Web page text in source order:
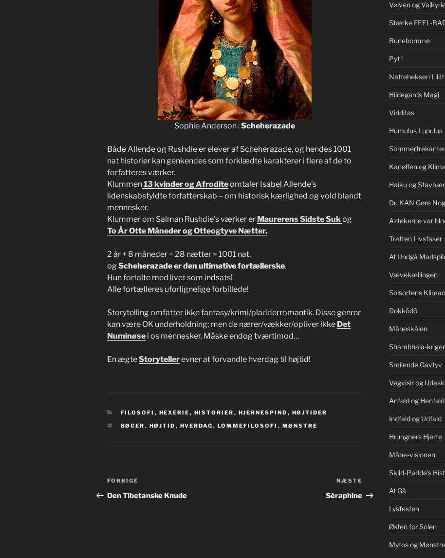
Sophie Anderson :Scheherazade
Både Allende og Rushdie er elever af Scheherazade, og hendes 1001
nat historier kan genkendes som forklædte karakterer i flere af de to
forfatteres værker.
Klummen13 kvinder og Afroditeomtaler Isabel Allende’s
lidenskabsfyldte forfatterskab – om historisk kærlighed og vold blandt
mennesker.
Klummer om Salman Rushdie’s værker er Maurerens Sidste Sukog
To År Otte Måneder og Otteogtyve Nætter.
2 år + 8 måneder + 28 nætter = 1001 nat,
og Scheherazade er den ultimative fortællerske.
Hun fortalte med livet som indsats!
Alle fortælleres uforlignelige forbillede!
Storytelling omfatter ikke fantasy/krimi/pladderromantik. Disse genrer
kan være OK underholdning; men de nærer/vækker/opliver ikke Det
Numinøse i os mennesker. Måske endog tværtimod…
En ægteStorytellerevner at forvandle hverdag til højtid!
KATEGORIER
FILOSOFI , HEXERIE , HISTORIER , HJERNESPIND , HØJTIDER
TAGS
BØGER , HØJTID , HVERDAG , LOMMEFILOSOFI , MØNSTRE
Indlægsnavigation
Forrige
indlæg
FORRIGE
Den Tibetanske Knude
indlæg
NÆSTE
Séraphine
Vølven og
Stærke FEEL-
Runebomme
Pyt !
Natteheksen
Hildegards Magi
Viriditas
Humulus Lupulus
Kanølfen og
Haiku og
Du KAN Gøre
Aztekerne var
Tretten Livsfaser
At Undgå
Vævekællingen
Solsortens
Dokkōdō
Måneskålen
Shambhala-
Smilende Gavtyv
Vegvisir og
Anfald og Henfald
Indfald og Udfald
Hrungners Hjerte
Måne-visionen
Skild-Padde’s
At Gå
Lysfesten
Østen for Solen
Mytos og Mønstre